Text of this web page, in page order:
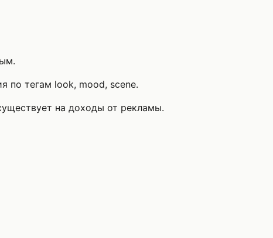
по тегам look, mood, scene.
на доходы от рекламы.